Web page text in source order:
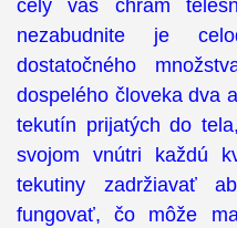
celý váš chrám
nezabudnite je
dostatočného
dospelého človeka dva
tekutín prijatých do
svojom vnútri každú
tekutiny zadržiavať
fungovať, čo môže